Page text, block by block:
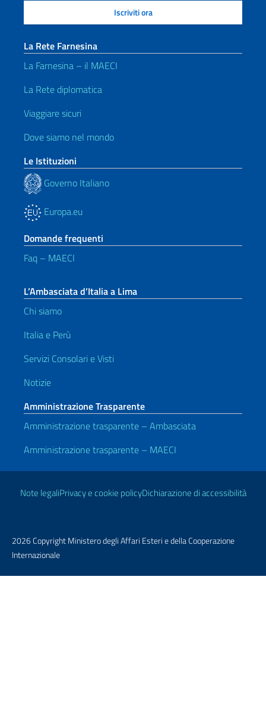
La Rete Farnesina
La Farnesina – il MAECI
La Rete diplomatica
Viaggiare sicuri
Dove siamo nel mondo
Le Istituzioni
Governo Italiano
Europa.eu
Domande frequenti
Faq – MAECI
L’Ambasciata d’Italia a Lima
Chi siamo
Italia e Perù
Servizi Consolari e Visti
Notizie
Amministrazione Trasparente
Amministrazione trasparente – Ambasciata
Amministrazione trasparente – MAECI
Link Utili
Note legaliPrivacy e cookie policyDichiarazione di accessibilità
2026 Copyright Ministero degli Affari Esteri e della Cooperazione
Internazionale